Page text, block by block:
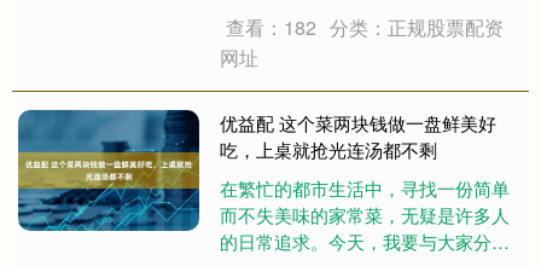
星座文化研究者陈靖韬，担任主讲嘉
宾，为几十位银行高净值客户及特邀
嘉宾带来了一场关于“十二星座与水晶
能量....
查看：182 分类：正规股票配资
网址
优益配 这个菜两块钱做一盘鲜美好
吃，上桌就抢光连汤都不剩
在繁忙的都市生活中，寻找一份简单
而不失美味的家常菜，无疑是许多人
的日常追求。今天，我要与大家分享